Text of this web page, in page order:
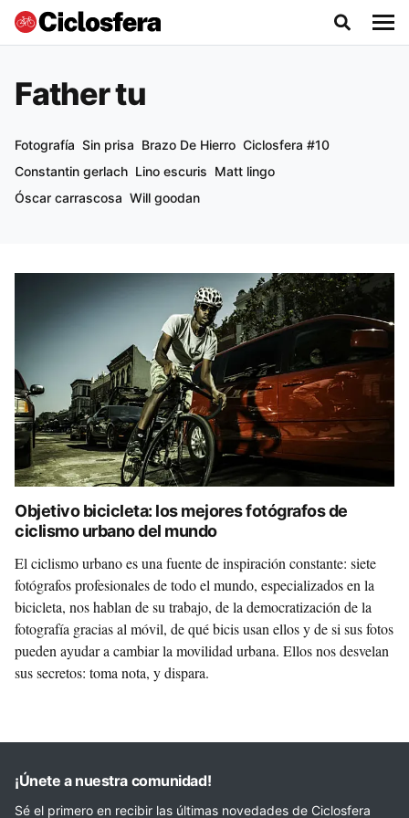
Father tu
Fotografía Sin prisa Brazo De Hierro Ciclosfera #10
Constantin gerlach Lino escuris Matt lingo
Óscar carrascosa Will goodan
Objetivo bicicleta: los mejores fotógrafos de
ciclismo urbano del mundo
El ciclismo urbano es una fuente de inspiración constante: siete
fotógrafos profesionales de todo el mundo, especializados en la
bicicleta, nos hablan de su trabajo, de la democratización de la
fotografía gracias al móvil, de qué bicis usan ellos y de si sus fotos
pueden ayudar a cambiar la movilidad urbana. Ellos nos desvelan
sus secretos: toma nota, y dispara.
¡Únete a nuestra comunidad!
Sé el primero en recibir las últimas novedades de Ciclosfera